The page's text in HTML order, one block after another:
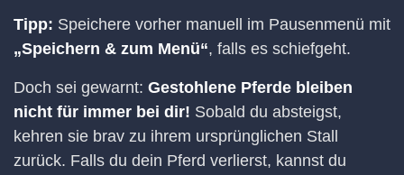
Tipp: Speichere vorher manuell im Pausenmenü mit
„Speichern & zum Menü“, falls es schiefgeht.
Doch sei gewarnt: Gestohlene Pferde bleiben
nicht für immer bei dir! Sobald du absteigst,
kehren sie brav zu ihrem ursprünglichen Stall
zurück. Falls du dein Pferd verlierst, kannst du